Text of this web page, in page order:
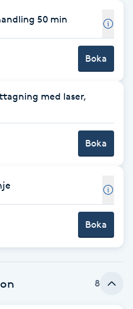
50 min
Boka
med laser,
Boka
Boka
8